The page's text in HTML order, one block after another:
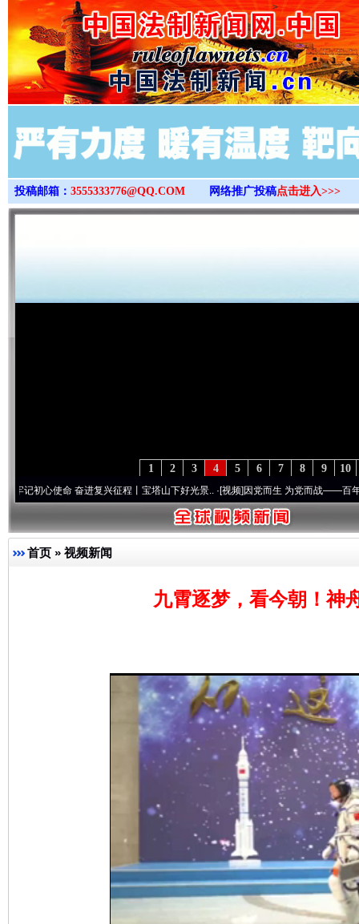
>
投稿邮箱： 3555333776@QQ.COM 网络推广投稿点击进入>>>
10
9
8
7
6
5
4
3
2
1
使命 奋进复兴征程丨宝塔山下好光景..·[视频]因党而生 为党而战——百年“纪”事⑧
首页 » 视频新闻
九霄逐梦，看今朝！神